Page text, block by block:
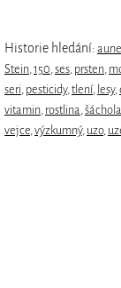
Historie hledání: aune
Stein,150,ses, prsten,
seri, pesticidy,tlení, lesy,
vitamin, rostlina,
vejce,výzkumný, uzo,